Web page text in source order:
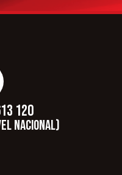
120
nacional)